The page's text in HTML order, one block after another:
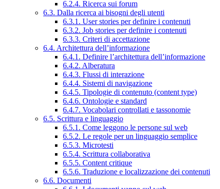
6.2.4. Ricerca sui forum
6.3. Dalla ricerca ai bisogni degli utenti
6.3.1. User stories per definire i contenuti
6.3.2. Job stories per definire i contenuti
6.3.3. Criteri di accettazione
6.4. Architettura dell’informazione
6.4.1. Definire l’architettura dell’informazione
6.4.2. Alberatura
6.4.3. Flussi di interazione
6.4.4. Sistemi di navigazione
6.4.5. Tipologie di contenuto (content type)
6.4.6. Ontologie e standard
6.4.7. Vocabolari controllati e tassonomie
6.5. Scrittura e linguaggio
6.5.1. Come leggono le persone sul web
6.5.2. Le regole per un linguaggio semplice
6.5.3. Microtesti
6.5.4. Scrittura collaborativa
6.5.5. Content critique
6.5.6. Traduzione e localizzazione dei contenuti
6.6. Documenti